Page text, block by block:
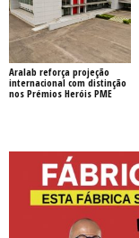
Aralab reforça projeção
internacional com distinção
nos Prémios Heróis PME